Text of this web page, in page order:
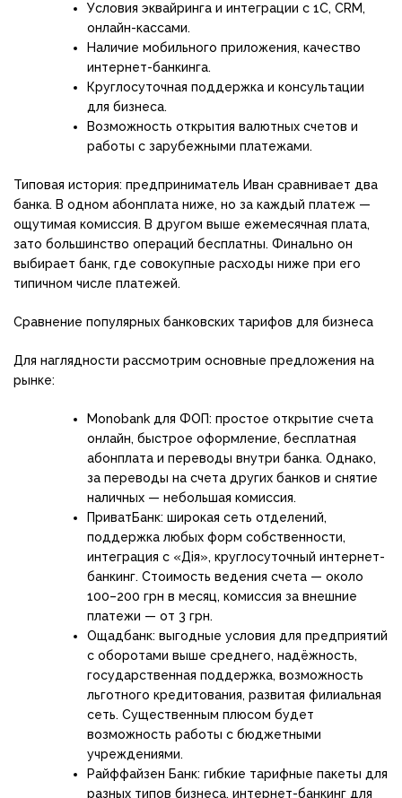
Условия эквайринга и интеграции с 1С, CRM,
онлайн-кассами.
Наличие мобильного приложения, качество
интернет-банкинга.
Круглосуточная поддержка и консультации
для бизнеса.
Возможность открытия валютных счетов и
работы с зарубежными платежами.
Типовая история: предприниматель Иван сравнивает два
банка. В одном абонплата ниже, но за каждый платеж —
ощутимая комиссия. В другом выше ежемесячная плата,
зато большинство операций бесплатны. Финально он
выбирает банк, где совокупные расходы ниже при его
типичном числе платежей.
Сравнение популярных банковских тарифов для бизнеса
Для наглядности рассмотрим основные предложения на
рынке:
Monobank для ФОП: простое открытие счета
онлайн, быстрое оформление, бесплатная
абонплата и переводы внутри банка. Однако,
за переводы на счета других банков и снятие
наличных — небольшая комиссия.
ПриватБанк: широкая сеть отделений,
поддержка любых форм собственности,
интеграция с «Дія», круглосуточный интернет-
банкинг. Стоимость ведения счета — около
100–200 грн в месяц, комиссия за внешние
платежи — от 3 грн.
Ощадбанк: выгодные условия для предприятий
с оборотами выше среднего, надёжность,
государственная поддержка, возможность
льготного кредитования, развитая филиальная
сеть. Существенным плюсом будет
возможность работы с бюджетными
учреждениями.
Райффайзен Банк: гибкие тарифные пакеты для
разных типов бизнеса, интернет-банкинг для